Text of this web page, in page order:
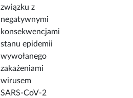
związku z
negatywnymi
konsekwencjami
stanu epidemii
wywołanego
zakażeniami
wirusem
SARS-CoV-2